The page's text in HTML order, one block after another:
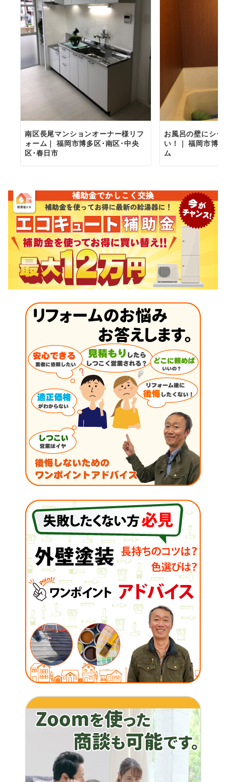
南区長尾マンションオーナー様リフ
ォーム｜ 福岡市博多区･南区･中央
区･春日市
お風呂の壁にシ
い！｜ 福岡市博
ム